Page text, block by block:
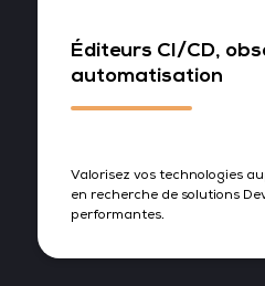
Éditeurs CI/CD,
automatisation
Valorisez vos technologies
en recherche de solutions
performantes.